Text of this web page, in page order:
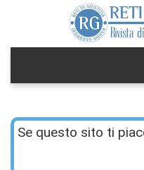
Se questo sito ti